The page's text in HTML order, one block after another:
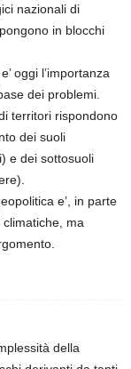
nazionali di
in blocchi
oggi l’importanza
dei problemi.
territori rispondono
dei suoli
e dei sottosuoli
e’, in parte
ma
della